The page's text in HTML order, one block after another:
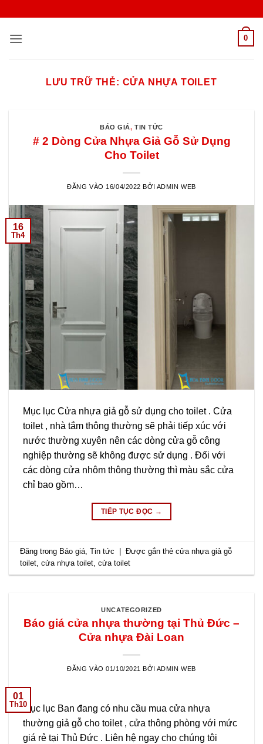
nội
0
LƯU TRỮ THẺ: CỬA NHỰA TOILET
BÁO GIÁ,TIN TỨC
# 2 Dòng Cửa Nhựa Giả Gỗ Sử Dụng
Cho Toilet
ĐĂNG VÀO 16/04/2022 BỞI ADMIN WEB
16
Th4
Mục lục Cửa nhựa giả gỗ sử dụng cho toilet . Cửa
toilet , nhà tắm thông thường sẽ phải tiếp xúc với
nước thường xuyên nên các dòng cửa gỗ công
nghiệp thường sẽ không được sử dụng . Đối với
các dòng cửa nhôm thông thường thì màu sắc cửa
chỉ bao gồm…
TIẾP TỤC ĐỌC →
Đăng trong Báo giá ,Tin tức Được gắn thẻcửa nhựa giả gỗ
toilet ,cửa nhựa toilet ,cửa toilet
UNCATEGORIZED
Báo giá cửa nhựa thường tại Thủ Đức –
Cửa nhựa Đài Loan
ĐĂNG VÀO01/10/2021 BỞI ADMIN WEB
01
Th10Mục lục Ban đang có nhu cầu mua cửa nhựa
thường giả gỗ cho toilet , cửa thông phòng với mức
giá rẻ tại Thủ Đức . Liên hệ ngay cho chúng tôi